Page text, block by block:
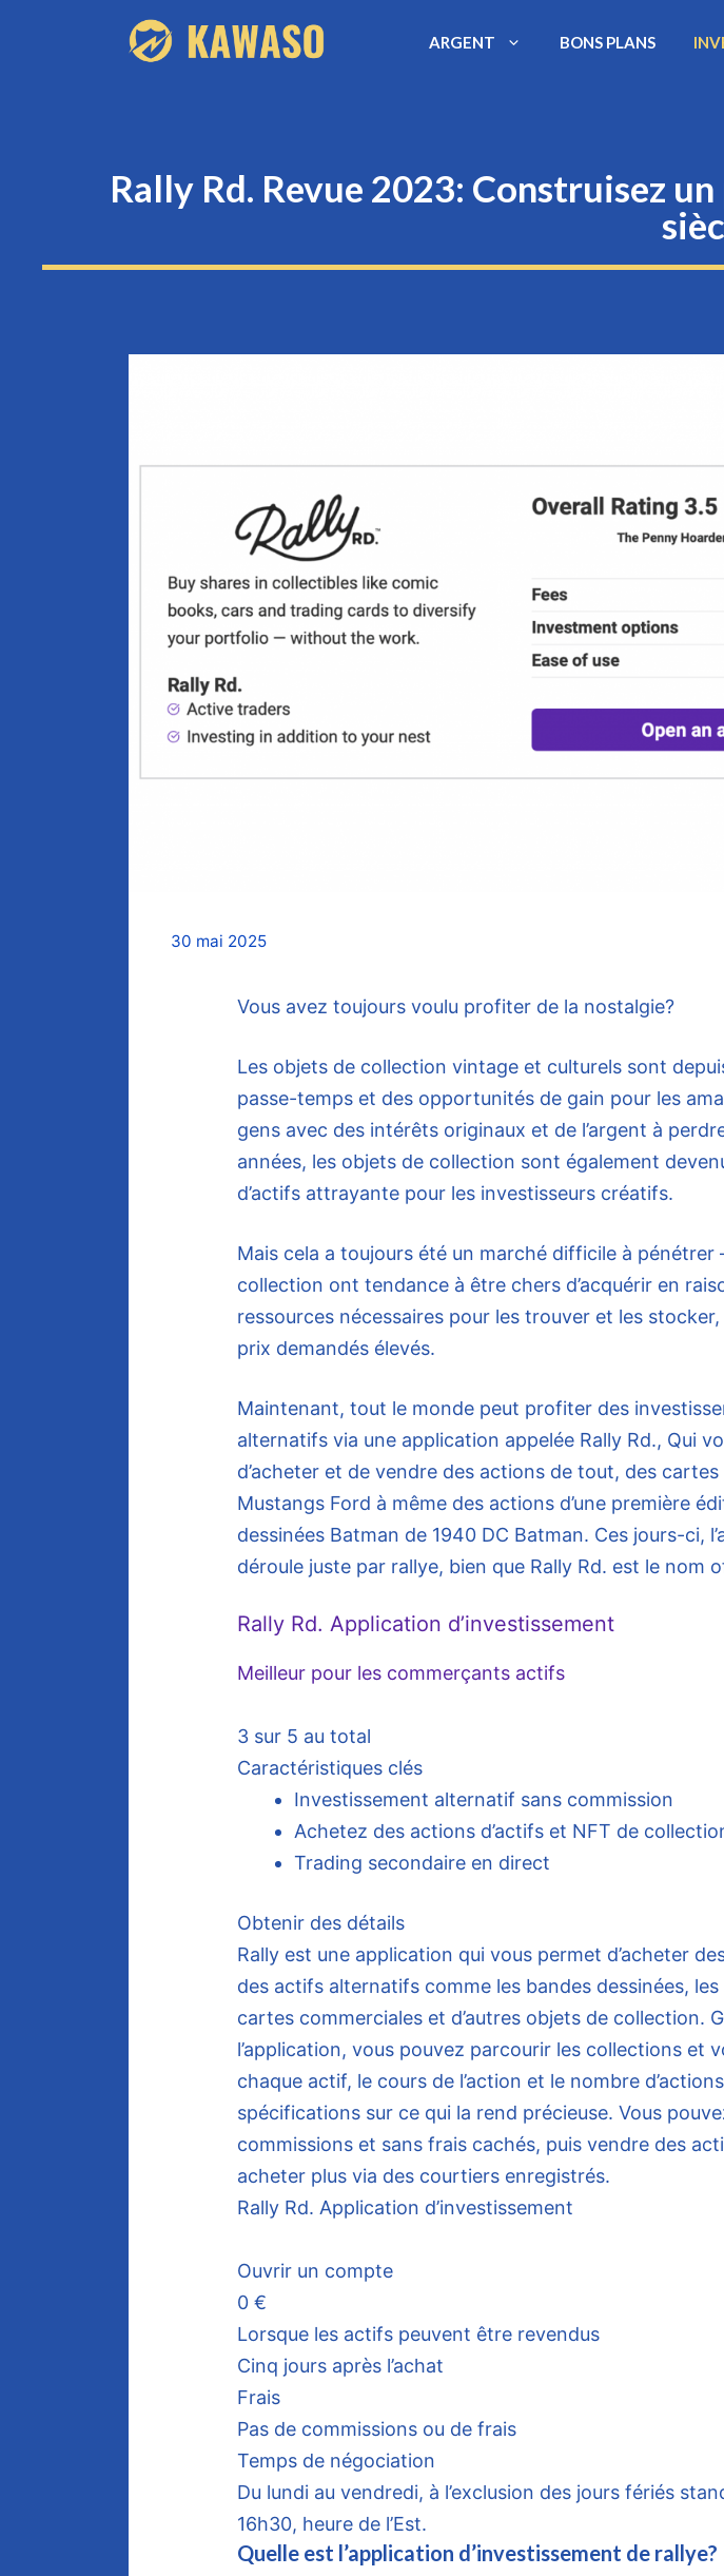
ARGENT BONS PLANS
Rally Rd. Revue 2023: Construisez
30 mai 2025
Vous avez toujours voulu profiter de la nostalgie?
Les objets de collection vintage et culturels sont
passe-temps et des opportunités de gain pour les
gens avec des intérêts originaux et de l’argent à
années, les objets de collection sont également
d’actifs attrayante pour les investisseurs créatifs.
Mais cela a toujours été un marché difficile à pénétrer
collection ont tendance à être chers d’acquérir en
ressources nécessaires pour les trouver et les
prix demandés élevés.
Maintenant, tout le monde peut profiter des
alternatifs via une application appelée Rally Rd., Qui
d’acheter et de vendre des actions de tout, des cartes
Mustangs Ford à même des actions d’une première
dessinées Batman de 1940 DC Batman. Ces jours-ci,
déroule juste par rallye, bien que Rally Rd. est le nom
Rally Rd. Application d’investissement
Meilleur pour les commerçants actifs
3 sur 5 au total
Caractéristiques clés
Investissement alternatif sans commission
Achetez des actions d’actifs et NFT de
Trading secondaire en direct
Obtenir des détails
Rally est une application qui vous permet d’acheter
des actifs alternatifs comme les bandes dessinées,
cartes commerciales et d’autres objets de collection.
l’application, vous pouvez parcourir les collections et
chaque actif, le cours de l’action et le nombre
spécifications sur ce qui la rend précieuse. Vous
commissions et sans frais cachés, puis vendre des
acheter plus via des courtiers enregistrés.
Rally Rd. Application d’investissement
Ouvrir un compte
0 €
Lorsque les actifs peuvent être revendus
Cinq jours après l’achat
Frais
Pas de commissions ou de frais
Temps de négociation
Du lundi au vendredi, à l’exclusion des jours fériés
16h30, heure de l’Est.
Quelle est l’application d’investissement de rallye?